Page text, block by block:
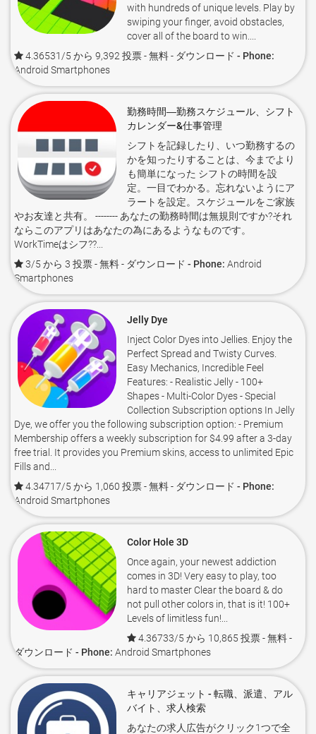
with hundreds of unique levels. Play by
swiping your finger, avoid obstacles,
cover all of the board to win....
4.36531/5 から 9,392 投票- 無料 - ダウンロード - Phone:
Android Smartphones
勤務時間―勤務スケジュール、シフト
カレンダー&仕事管理
シフトを記録したり、いつ勤務するの
かを知ったりすることは、今までより
も簡単になった シフトの時間を設
定。一目でわかる。忘れないようにア
ラートを設定。スケジュールをご家族
やお友達と共有。 -------- あなたの勤務時間は無規則ですか?それ
ならこのアプリはあなたの為にあるようなものです。
WorkTimeはシフ??...
3/5 から 3 投票- 無料 - ダウンロード - Phone: Android
Smartphones
Jelly Dye
Inject Color Dyes into Jellies. Enjoy the
Perfect Spread and Twisty Curves.
Easy Mechanics, Incredible Feel
Features: - Realistic Jelly - 100+
Shapes - Multi-Color Dyes - Special
Collection Subscription options In Jelly
Dye, we offer you the following subscription option: - Premium
Membership offers a weekly subscription for $4.99 after a 3-day
free trial. It provides you Premium skins, access to unlimited Epic
Fills and...
4.34717/5 から 1,060 投票- 無料 - ダウンロード - Phone:
Android Smartphones
Color Hole 3D
Once again, your newest addiction
comes in 3D! Very easy to play, too
hard to master Clear the board & do
not pull other colors in, that is it! 100+
Levels of limitless fun!...
4.36733/5 から 10,865 投票- 無料 -
ダウンロード - Phone: Android Smartphones
キャリアジェット - 転職、派遣、アル
バイト、求人検索
あなたの求人広告がクリック1つで全